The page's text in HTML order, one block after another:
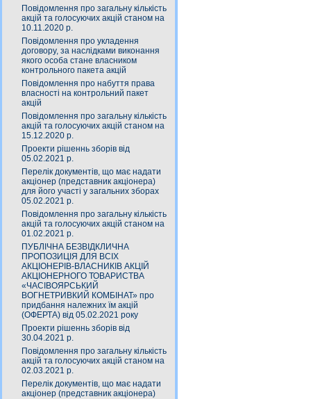
Повідомлення про загальну кількість
акцій та голосуючих акцій станом на
10.11.2020 р.
Повідомлення про укладення
договору, за наслідками виконання
якого особа стане власником
контрольного пакета акцій
Повідомлення про набуття права
власності на контрольний пакет
акцій
Повідомлення про загальну кількість
акцій та голосуючих акцій станом на
15.12.2020 р.
Проекти рішеннь зборів від
05.02.2021 р.
Перелік документів, що має надати
акціонер (представник акціонера)
для його участі у загальних зборах
05.02.2021 р.
Повідомлення про загальну кількість
акцій та голосуючих акцій станом на
01.02.2021 р.
ПУБЛІЧНА БЕЗВІДКЛИЧНА
ПРОПОЗИЦІЯ ДЛЯ ВСІХ
АКЦІОНЕРІВ-ВЛАСНИКІВ АКЦІЙ
АКЦІОНЕРНОГО ТОВАРИСТВА
«ЧАСIВОЯРСЬКИЙ
ВОГНЕТРИВКИЙ КОМБIНАТ» про
придбання належних їм акцій
(ОФЕРТА) від 05.02.2021 року
Проекти рішеннь зборів від
30.04.2021 р.
Повідомлення про загальну кількість
акцій та голосуючих акцій станом на
02.03.2021 р.
Перелік документів, що має надати
акціонер (представник акціонера)